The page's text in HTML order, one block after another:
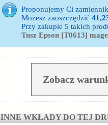
Proponujemy Ci
Możesz zaoszczędzić
Przy zakupie 5 takich
Tusz Epson [T0613]
Zobacz
INNE WKŁADY DO TEJ